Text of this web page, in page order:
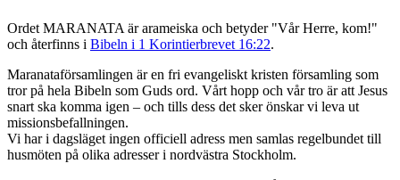
Ordet MARANATA är arameiska och betyder "Vår Herre, kom!"
och återfinns i Bibeln i 1 Korintierbrevet 16:22.
Maranataförsamlingen är en fri evangeliskt kristen församling som
tror på hela Bibeln som Guds ord. Vårt hopp och vår tro är att Jesus
snart ska komma igen – och tills dess det sker önskar vi leva ut
missionsbefallningen.
Vi har i dagsläget ingen officiell adress men samlas regelbundet till
husmöten på olika adresser i nordvästra Stockholm.